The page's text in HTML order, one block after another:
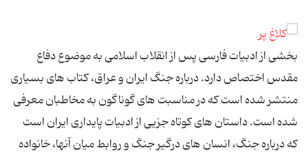
بخشی از ادبیات فارسی پس از انقلاب اسلامی به موضوع دفاع
مقدس اختصاص دارد. درباره جنگ ایران و عراق، کتاب های بسیاری
منتشر شده است که در مناسبت های گوناگون به مخاطبان معرفی
شده است. داستان های کوتاه جزیی از ادبیات پایداری ایران است
که درباره جنگ، انسان های درگیر جنگ و روابط میان آنها، خانواده